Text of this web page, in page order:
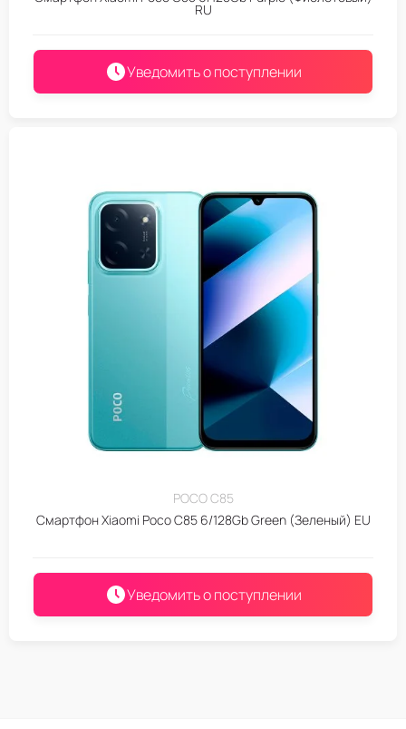
RU
Уведомить о поступлении
POCO C85
Смартфон Xiaomi Poco C85 6/128Gb Green (Зеленый) EU
Уведомить о поступлении